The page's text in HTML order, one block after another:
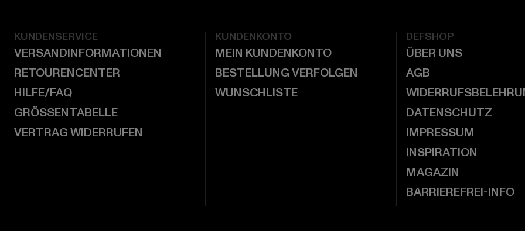
KUNDENSERVICE
VERSANDINFORMATIONEN
RETOURENCENTER
HILFE/FAQ
GRÖSSENTABELLE
VERTRAG WIDERRUFEN
KUNDENKONTO
MEIN KUNDENKONTO
BESTELLUNG VERFOLGEN
WUNSCHLISTE
DEFSHOP
ÜBER UNS
AGB
DATENSCHUTZ
IMPRESSUM
INSPIRATION
MAGAZIN
BARRIEREFREI-INFO